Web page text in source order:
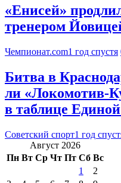
«Енисей»
тренером
Чемпионат.com1 год спустя
Битва в
ли «Локомотив-
в таблице
Советский спорт1 год
Август 2026
Пн Вт Ср Чт Пт Сб Вс
1
2